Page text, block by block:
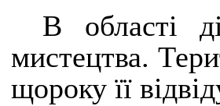
В області
мистецтва.
щороку її